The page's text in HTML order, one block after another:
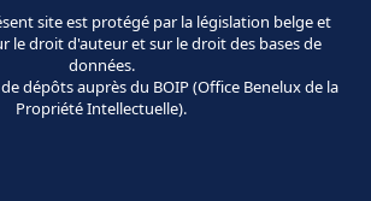
site est protégé par la législation belge et
le droit d'auteur et sur le droit des bases de
données.
dépôts auprès du BOIP (Office Benelux de la
Propriété Intellectuelle).